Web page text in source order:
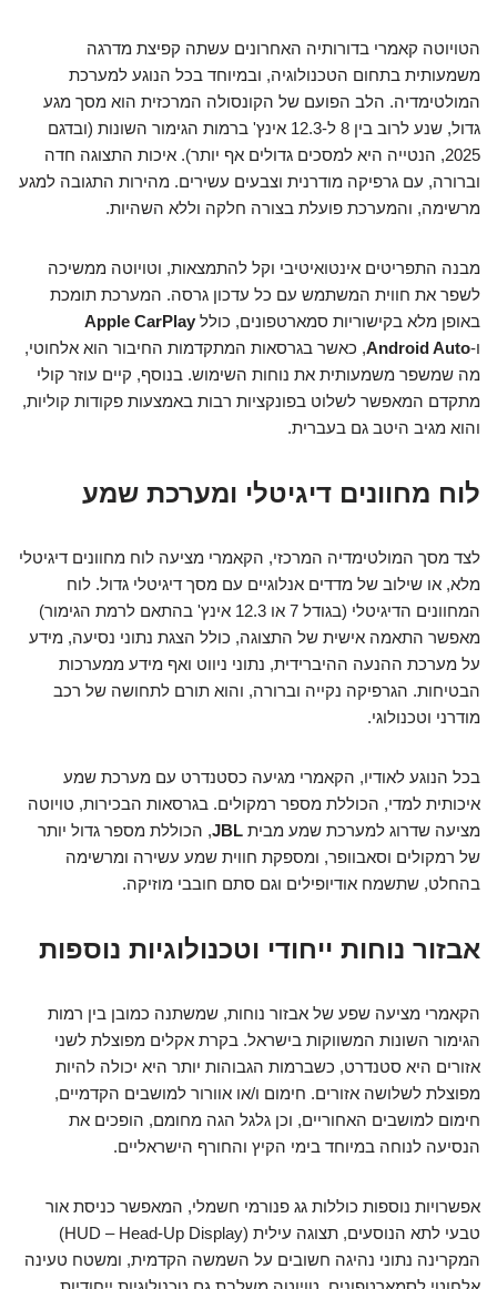
הטויוטה קאמרי בדורותיה האחרונים עשתה קפיצת מדרגה
משמעותית בתחום הטכנולוגיה, ובמיוחד בכל הנוגע למערכת
המולטימדיה. הלב הפועם של הקונסולה המרכזית הוא מסך מגע
גדול, שנע לרוב בין 8 ל-12.3 אינץ' ברמות הגימור השונות (ובדגם
2025, הנטייה היא למסכים גדולים אף יותר). איכות התצוגה חדה
וברורה, עם גרפיקה מודרנית וצבעים עשירים. מהירות התגובה למגע
מרשימה, והמערכת פועלת בצורה חלקה וללא השהיות.
מבנה התפריטים אינטואיטיבי וקל להתמצאות, וטויוטה ממשיכה
לשפר את חווית המשתמש עם כל עדכון גרסה. המערכת תומכת
באופן מלא בקישוריות סמארטפונים, כולל Apple CarPlay
ו-Android Auto, כאשר בגרסאות המתקדמות החיבור הוא אלחוטי,
מה שמשפר משמעותית את נוחות השימוש. בנוסף, קיים עוזר קולי
מתקדם המאפשר לשלוט בפונקציות רבות באמצעות פקודות קוליות,
והוא מגיב היטב גם בעברית.
לוח מחוונים דיגיטלי ומערכת שמע
לצד מסך המולטימדיה המרכזי, הקאמרי מציעה לוח מחוונים דיגיטלי
מלא, או שילוב של מדדים אנלוגיים עם מסך דיגיטלי גדול. לוח
המחוונים הדיגיטלי (בגודל 7 או 12.3 אינץ' בהתאם לרמת הגימור)
מאפשר התאמה אישית של התצוגה, כולל הצגת נתוני נסיעה, מידע
על מערכת ההנעה ההיברידית, נתוני ניווט ואף מידע ממערכות
הבטיחות. הגרפיקה נקייה וברורה, והוא תורם לתחושה של רכב
מודרני וטכנולוגי.
בכל הנוגע לאודיו, הקאמרי מגיעה כסטנדרט עם מערכת שמע
איכותית למדי, הכוללת מספר רמקולים. בגרסאות הבכירות, טויוטה
מציעה שדרוג למערכת שמע מבית JBL, הכוללת מספר גדול יותר
של רמקולים וסאבוופר, ומספקת חווית שמע עשירה ומרשימה
בהחלט, שתשמח אודיופילים וגם סתם חובבי מוזיקה.
אבזור נוחות ייחודי וטכנולוגיות נוספות
הקאמרי מציעה שפע של אבזור נוחות, שמשתנה כמובן בין רמות
הגימור השונות המשווקות בישראל. בקרת אקלים מפוצלת לשני
אזורים היא סטנדרט, כשברמות הגבוהות יותר היא יכולה להיות
מפוצלת לשלושה אזורים. חימום ו/או אוורור למושבים הקדמיים,
חימום למושבים האחוריים, וכן גלגל הגה מחומם, הופכים את
הנסיעה לנוחה במיוחד בימי הקיץ והחורף הישראליים.
אפשרויות נוספות כוללות גג פנורמי חשמלי, המאפשר כניסת אור
טבעי לתא הנוסעים, תצוגה עילית (HUD – Head-Up Display)
המקרינה נתוני נהיגה חשובים על השמשה הקדמית, ומשטח טעינה